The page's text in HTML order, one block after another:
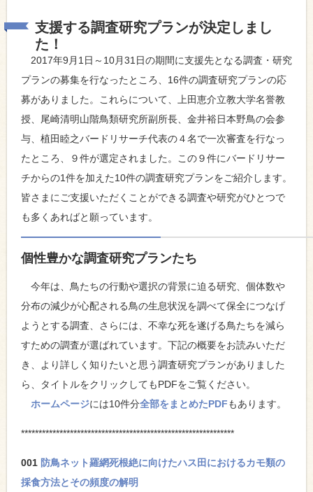
支援する調査研究プランが決定しまし
た！
2017年9月1日～10月31日の期間に支援先となる調査・研究
プランの募集を行なったところ、16件の調査研究プランの応
募がありました。これらについて、上田恵介立教大学名誉教
授、尾崎清明山階鳥類研究所副所長、金井裕日本野鳥の会参
与、植田睦之バードリサーチ代表の４名で一次審査を行なっ
たところ、９件が選定されました。この９件にバードリサー
チからの1件を加えた10件の調査研究プランをご紹介します。
皆さまにご支援いただくことができる調査や研究がひとつで
も多くあればと願っています。
個性豊かな調査研究プランたち
今年は、鳥たちの行動や選択の背景に迫る研究、個体数や
分布の減少が心配される鳥の生息状況を調べて保全につなげ
ようとする調査、さらには、不幸な死を遂げる鳥たちを減ら
すための調査が選ばれています。下記の概要をお読みいただ
き、より詳しく知りたいと思う調査研究プランがありました
ら、タイトルをクリックしてもPDFをご覧ください。
ホームページには10件分全部をまとめたPDFもあります。
*************************************************************
001 防鳥ネット羅網死根絶に向けたハス田におけるカモ類の
採食方法とその頻度の解明